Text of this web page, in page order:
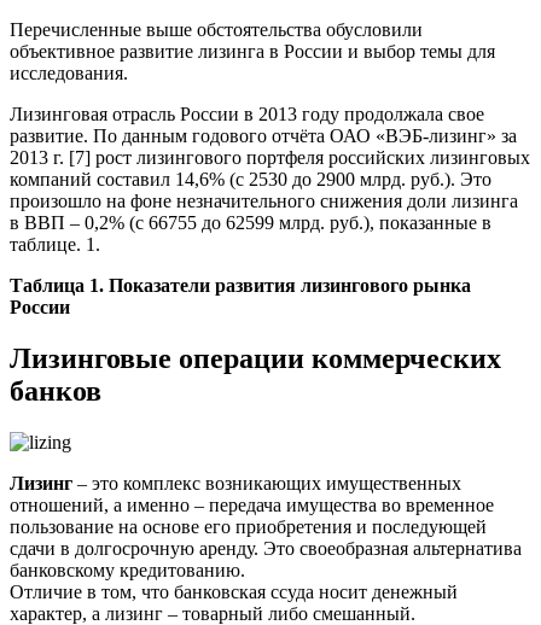
Перечисленные выше обстоятельства обусловили
объективное развитие лизинга в России и выбор темы для
исследования.
Лизинговая отрасль России в 2013 году продолжала свое
развитие. По данным годового отчёта ОАО «ВЭБ-лизинг» за
2013 г. [7] рост лизингового портфеля российских лизинговых
компаний составил 14,6% (с 2530 до 2900 млрд. руб.). Это
произошло на фоне незначительного снижения доли лизинга
в ВВП – 0,2% (с 66755 до 62599 млрд. руб.), показанные в
таблице. 1.
Таблица 1. Показатели развития лизингового рынка
России
Лизинговые операции коммерческих
банков
Лизинг – это комплекс возникающих имущественных
отношений, а именно – передача имущества во временное
пользование на основе его приобретения и последующей
сдачи в долгосрочную аренду. Это своеобразная альтернатива
банковскому кредитованию.
Отличие в том, что банковская ссуда носит денежный
характер, а лизинг – товарный либо смешанный.